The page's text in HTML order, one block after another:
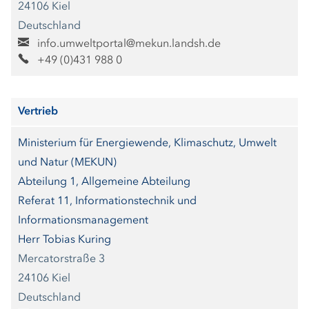
24106 Kiel
Deutschland
info.umweltportal@mekun.landsh.de
+49 (0)431 988 0
Vertrieb
Ministerium für Energiewende, Klimaschutz, Umwelt
und Natur (MEKUN)
Abteilung 1, Allgemeine Abteilung
Referat 11, Informationstechnik und
Informationsmanagement
Herr Tobias Kuring
Mercatorstraße 3
24106 Kiel
Deutschland